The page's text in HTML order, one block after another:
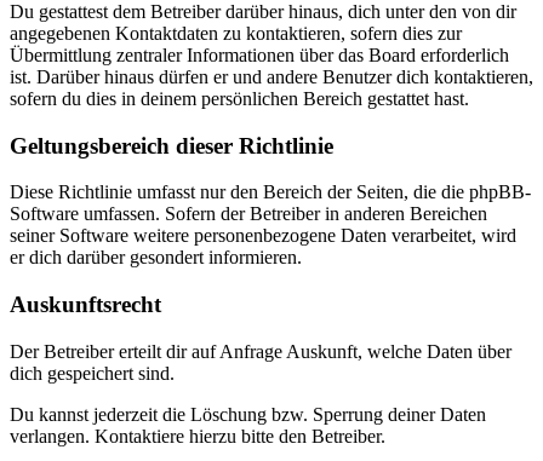
Du gestattest dem Betreiber darüber hinaus, dich unter den von dir
angegebenen Kontaktdaten zu kontaktieren, sofern dies zur
Übermittlung zentraler Informationen über das Board erforderlich
ist. Darüber hinaus dürfen er und andere Benutzer dich kontaktieren,
sofern du dies in deinem persönlichen Bereich gestattet hast.
Geltungsbereich dieser Richtlinie
Diese Richtlinie umfasst nur den Bereich der Seiten, die die phpBB-
Software umfassen. Sofern der Betreiber in anderen Bereichen
seiner Software weitere personenbezogene Daten verarbeitet, wird
er dich darüber gesondert informieren.
Auskunftsrecht
Der Betreiber erteilt dir auf Anfrage Auskunft, welche Daten über
dich gespeichert sind.
Du kannst jederzeit die Löschung bzw. Sperrung deiner Daten
verlangen. Kontaktiere hierzu bitte den Betreiber.